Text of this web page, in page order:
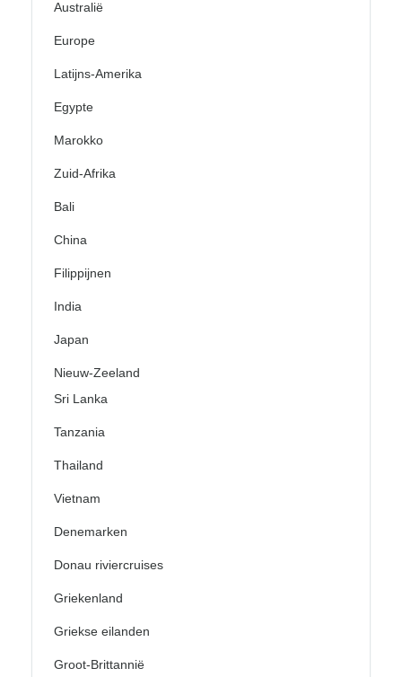
Australië
Europe
Latijns-Amerika
Egypte
Marokko
Zuid-Afrika
Bali
China
Filippijnen
India
Japan
Nieuw-Zeeland
Sri Lanka
Tanzania
Thailand
Vietnam
Denemarken
Donau riviercruises
Griekenland
Griekse eilanden
Groot-Brittannië